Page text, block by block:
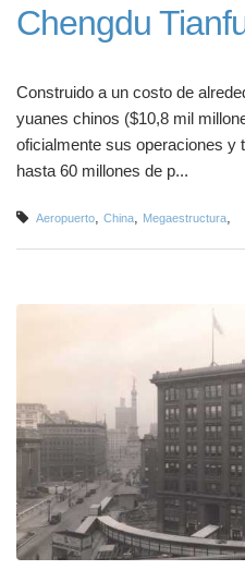
Chengdu
Construido a un costo de
yuanes chinos ($10,8 mil
oficialmente sus operaciones y
hasta 60 millones de p...
Aeropuerto China Megaestructura